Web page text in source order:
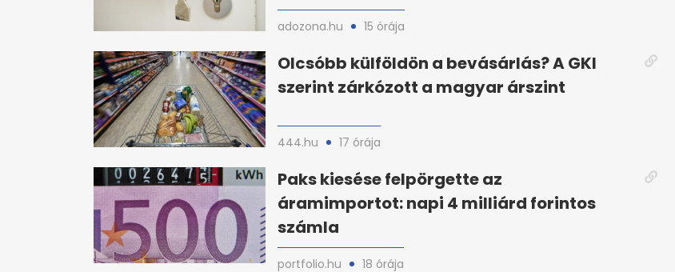
adozona.hu 15 órája
Olcsóbb külföldön a bevásárlás? A GKI
szerint zárkózott a magyar árszint
444.hu 17 órája
Paks kiesése felpörgette az
áramimportot: napi 4 milliárd forintos
számla
portfolio.hu 18 órája